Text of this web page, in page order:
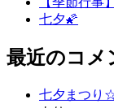
七夕🌠
最近のコメ
七夕まつ